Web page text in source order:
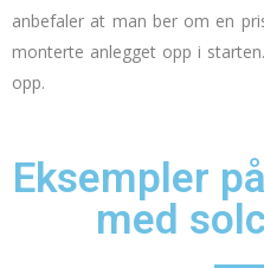
anbefaler at man ber om en
monterte anlegget opp i
opp.
Eksempler
med